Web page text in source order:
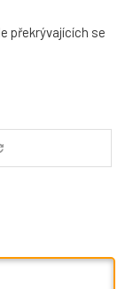
překrývajících se